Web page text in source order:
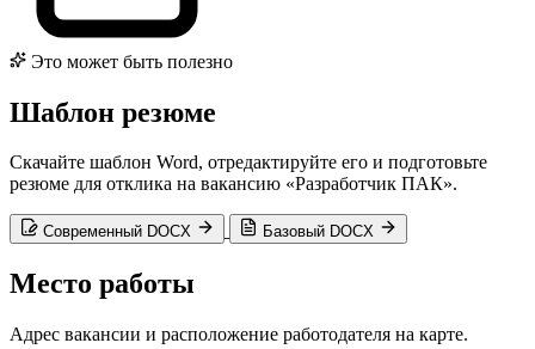
Это может быть полезно
Шаблон резюме
Скачайте шаблон Word, отредактируйте его и подготовьте
резюме для отклика на вакансию «Разработчик ПАК».
Современный DOCX Базовый DOCX
Место работы
Адрес вакансии и расположение работодателя на карте.